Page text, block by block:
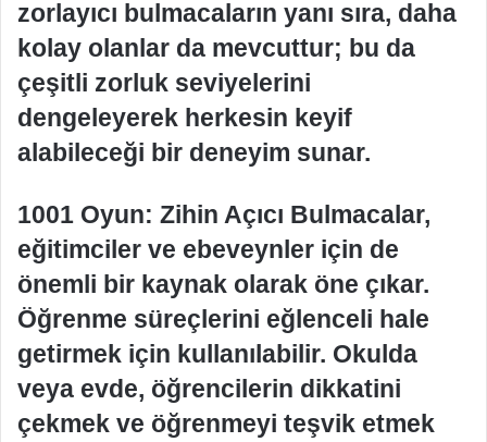
zorlayıcı bulmacaların yanı sıra, daha
kolay olanlar da mevcuttur; bu da
çeşitli zorluk seviyelerini
dengeleyerek herkesin keyif
alabileceği bir deneyim sunar.
1001 Oyun: Zihin Açıcı Bulmacalar,
eğitimciler ve ebeveynler için de
önemli bir kaynak olarak öne çıkar.
Öğrenme süreçlerini eğlenceli hale
getirmek için kullanılabilir. Okulda
veya evde, öğrencilerin dikkatini
çekmek ve öğrenmeyi teşvik etmek